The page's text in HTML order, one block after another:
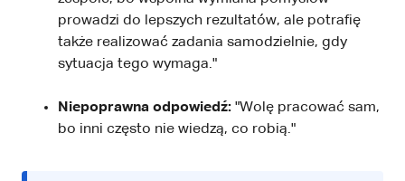
prowadzi do lepszych rezultatów, ale potrafię
także realizować zadania samodzielnie, gdy
sytuacja tego wymaga."
Niepoprawna odpowiedź: "Wolę pracować sam,
bo inni często nie wiedzą, co robią."